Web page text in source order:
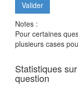
Notes :
Pour certaines
plusieurs cases
Statistiques
question